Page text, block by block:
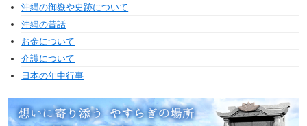
沖縄の御嶽や史跡について
沖縄の昔話
お金について
介護について
日本の年中行事